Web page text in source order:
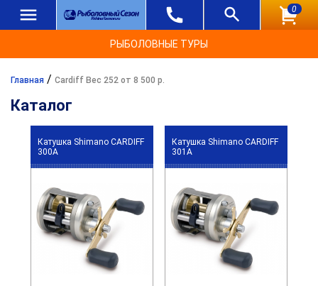
0
РЫБОЛОВНЫЕ ТУРЫ
Главная / Cardiff Вес 252 от 8 500 р.
Каталог
Катушка Shimano CARDIFF
300A
Катушка Shimano CARDIFF
301A